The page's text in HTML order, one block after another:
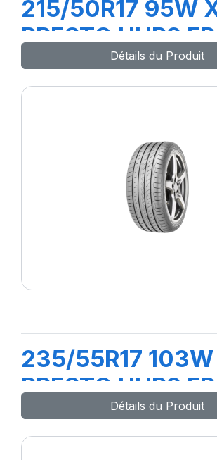
215/50R17 95W
PRESTO UHP2 FP
Détails du Produit
235/55R17
PRESTO UHP2 FP
Détails du Produit